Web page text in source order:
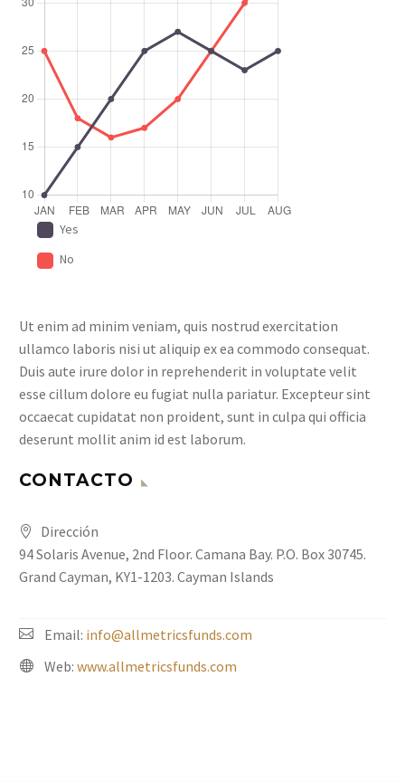
Yes
No
Ut enim ad minim veniam, quis nostrud exercitation
ullamco laboris nisi ut aliquip ex ea commodo consequat.
Duis aute irure dolor in reprehenderit in voluptate velit
esse cillum dolore eu fugiat nulla pariatur. Excepteur sint
occaecat cupidatat non proident, sunt in culpa qui officia
deserunt mollit anim id est laborum.
CONTACTO
Dirección
94 Solaris Avenue, 2nd Floor. Camana Bay. P.O. Box 30745.
Grand Cayman, KY1-1203. Cayman Islands
Email: info@allmetricsfunds.com
Web: www.allmetricsfunds.com